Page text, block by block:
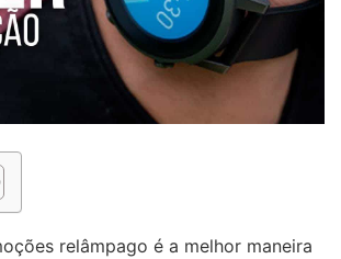
relâmpago é a melhor maneira